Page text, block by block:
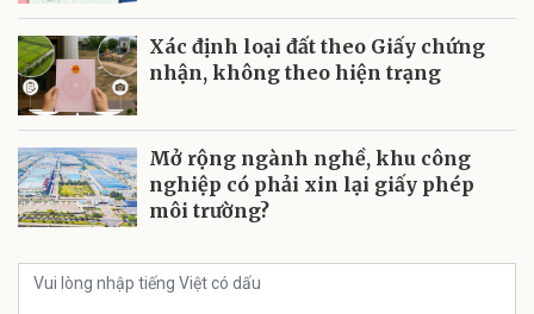
Xác định loại đất theo Giấy chứng
nhận, không theo hiện trạng
Mở rộng ngành nghề, khu công
nghiệp có phải xin lại giấy phép
môi trường?